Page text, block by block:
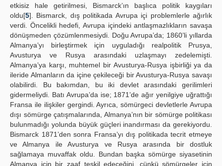
etkisiz hale getirilmesi, Bismarck’ın başlıca politik kaygıları
oldu[5]. Bismarck, dış politikada Avrupa içi problemlerle ağırlık
verdi. Öncelikli hedefi, Avrupa içindeki antlaşmazlıkların savaşa
dönüşmeden çözümlenmesiydi. Doğu Avrupa’da; 1860’li yıllarda
Almanya’yı birleştirmek için uyguladığı realpolitik Prusya,
Avusturya ve Rusya arasındaki uzlaşmayı zedelemişti.
Almanya’ya karşı, muhtemel bir Avusturya-Rusya işbirliği ya da
ileride Almanların da içine çekileceği bir Avusturya-Rusya savaşı
olabilirdi. Bu bakımdan, bu iki devlet arasındaki gerilimleri
gidermeliydi. Batı Avrupa’da ise; 1871’de ağır yenilgiye uğrattığı
Fransa ile ilişkiler gergindi. Ayrıca, sömürgeci devletlerle Avrupa
dışı sömürge çatışmalarında, Almanya’nın bir sömürge politikası
bulunmadığı yolunda büyük güçleri inandırması da gerekiyordu.
Bismarck 1871’den sonra Fransa’yı dış politikada tecrit etmeye
ve Almanya ile Avusturya ve Rusya arasında bir dostluk
sağlamaya muvaffak oldu. Bundan başka sömürge siyasetinin
Almanya için bir zaaf teşkil edeceğini, çünkü sömürgeler için